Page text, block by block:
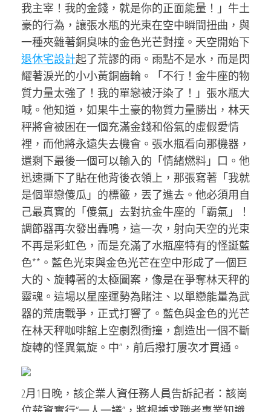
我主宰！我的金錢，就是你的正面能量！」牛土
豪的行為，讓張水瓶的光束在空中瞬間扭曲，與
一種夾雜著銅臭味的金色光芒對撞。天空開始下
退休宅設計起了荒謬的雨。雨點不是水，而是閃
耀著淚光的小小黃銅齒輪。「不行！金牛座的物
質力量太強了！我的單戀被汙染了！」張水瓶大
喊。他知道，如果牛土豪的物質力量勝出，林天
秤將會被困在一個充滿金錢和俗氣的虛假愛情
裡，而他將永遠失去機會。張水瓶看向那機器，
還剩下最後一個可以輸入的「情緒燃料」口。他
迅速撕下了貼在他背後衣領上，那張寫著「我就
是個單戀傻瓜」的標籤，丟了進去。他必須用自
己最真實的「傻氣」去對抗金牛座的「霸氣」！
調節器再次發出轟鳴，這一次，射向天空的光束
不再是彩虹色，而是充滿了水瓶座特有的怪誕藍
色**。藍色光束與金色光芒在空中形成了一個巨
大的、旋轉著的太極圖案，像是在爭奪林天秤的
靈魂。這場以星座運勢為賭注、以單戀能量為武
器的荒唐戰爭，正式打響了。藍色與金色的光芒
在林天秤咖啡館上空劇烈衝撞，創造出一個不斷
旋轉的怪異氣旋。中”，前后撥打屢次才買通。
2月1日晚，該企業人資任務人員告訴記者：該崗